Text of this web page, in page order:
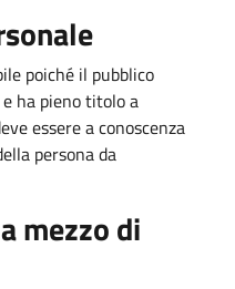
poiché il pubblico
ha pieno titolo a
essere a conoscenza
persona da
mezzo di